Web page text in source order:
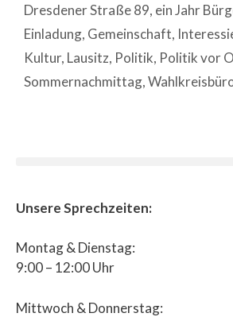
Dresdener Straße 89, ein Jahr
Einladung, Gemeinschaft,
Kultur, Lausitz, Politik, Politik vor
Sommernachmittag,
Unsere Sprechzeiten:
Montag & Dienstag:
9:00 – 12:00 Uhr
Mittwoch & Donnerstag: